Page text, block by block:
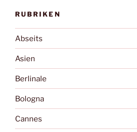
RUBRIKEN
Abseits
Asien
Berlinale
Bologna
Cannes